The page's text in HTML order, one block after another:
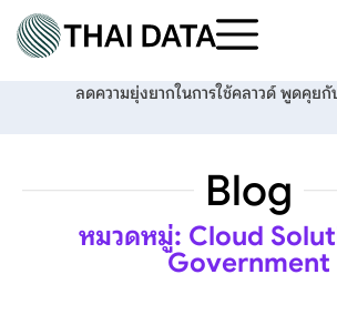
ลดความยุ่งยากในการใช้คลาวด์ พูดคุยกั
Blog
หมวดหมู่: Cloud
Government